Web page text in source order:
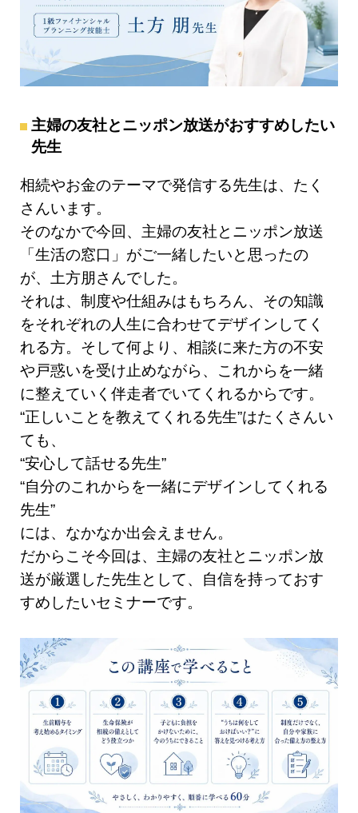
主婦の友社とニッポン放送がおすすめしたい
先生
相続やお金のテーマで発信する先生は、たく
さんいます。
そのなかで今回、主婦の友社とニッポン放送
「生活の窓口」がご一緒したいと思ったの
が、土方朋さんでした。
それは、制度や仕組みはもちろん、その知識
をそれぞれの人生に合わせてデザインしてく
れる方。そして何より、相談に来た方の不安
や戸惑いを受け止めながら、これからを一緒
に整えていく伴走者でいてくれるからです。
“正しいことを教えてくれる先生”はたくさんい
ても、
“安心して話せる先生”
“自分のこれからを一緒にデザインしてくれる
先生”
には、なかなか出会えません。
だからこそ今回は、主婦の友社とニッポン放
送が厳選した先生として、自信を持っておす
すめしたいセミナーです。